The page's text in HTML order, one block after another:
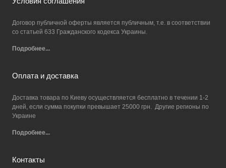
Договор публичной оферты является публичным, т.е. в соответствии
со статьей 633 Гражданского кодекса Украины.
Подробнее...
Оплата и доставка
Доставка товара по Киеву осуществляется бесплатно в течении 1-2
дней, если сумма покупки превышает 25000 грн. Другие регионы по
Украине
Подробнее...
Контакты